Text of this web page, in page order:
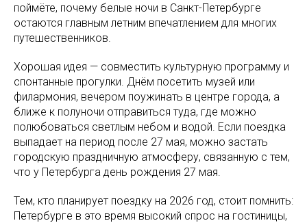
поймёте, почему белые ночи в Санкт-Петербурге
остаются главным летним впечатлением для многих
путешественников.
Хорошая идея — совместить культурную программу и
спонтанные прогулки. Днём посетить музей или
филармония, вечером поужинать в центре города, а
ближе к полуночи отправиться туда, где можно
полюбоваться светлым небом и водой. Если поездка
выпадает на период после 27 мая, можно застать
городскую праздничную атмосферу, связанную с тем,
что у Петербурга день рождения 27 мая.
Тем, кто планирует поездку на 2026 год, стоит помнить:
Петербурге в это время высокий спрос на гостиницы,